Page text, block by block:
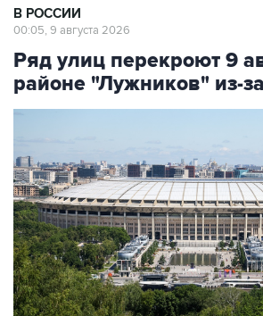
Ряд улиц перекроют 9
районе "Лужников" из-за
Фото: Сергей Фадеичев/ТАСС